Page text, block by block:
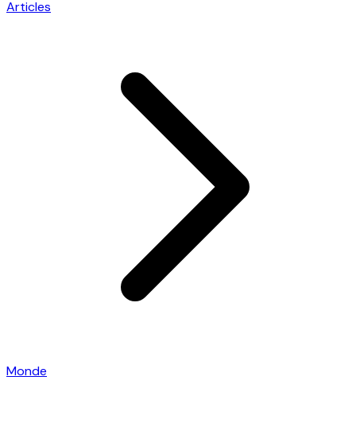
Articles
Monde